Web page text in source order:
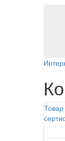
Товар